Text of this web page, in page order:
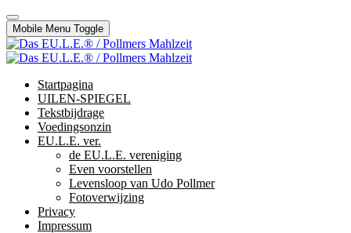
Mobile Menu Toggle
Startpagina
UILEN-SPIEGEL
Tekstbijdrage
Voedingsonzin
EU.L.E. ver.
de EU.L.E. vereniging
Even voorstellen
Levensloop van Udo Pollmer
Fotoverwijzing
Privacy
Impressum